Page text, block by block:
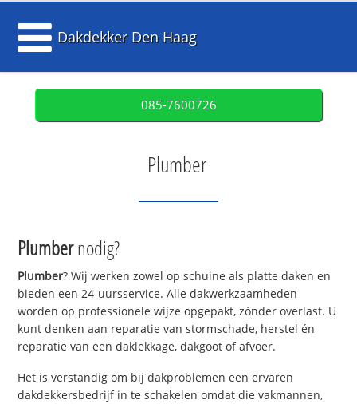
Dakdekker Den Haag
085-7600726
Plumber
Plumbernodig?
Plumber? Wij werken zowel op schuine als platte daken en
bieden een 24-uursservice. Alle dakwerkzaamheden
worden op professionele wijze opgepakt, zónder overlast. U
kunt denken aan reparatie van stormschade, herstel én
reparatie van een daklekkage, dakgoot of afvoer.
Het is verstandig om bij dakproblemen een ervaren
dakdekkersbedrijf in te schakelen omdat die vakmannen,